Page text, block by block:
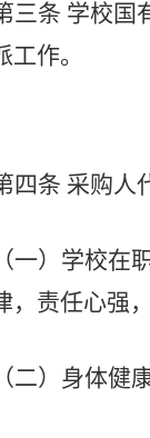
三条 学校国
工作。
四条 采购人
一）学校在
，责任心强
二）身体健